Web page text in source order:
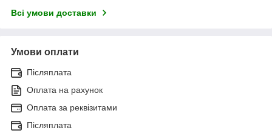
Всі умови доставки
Умови оплати
Післяплата
Оплата на рахунок
Оплата за реквізитами
Післяплата